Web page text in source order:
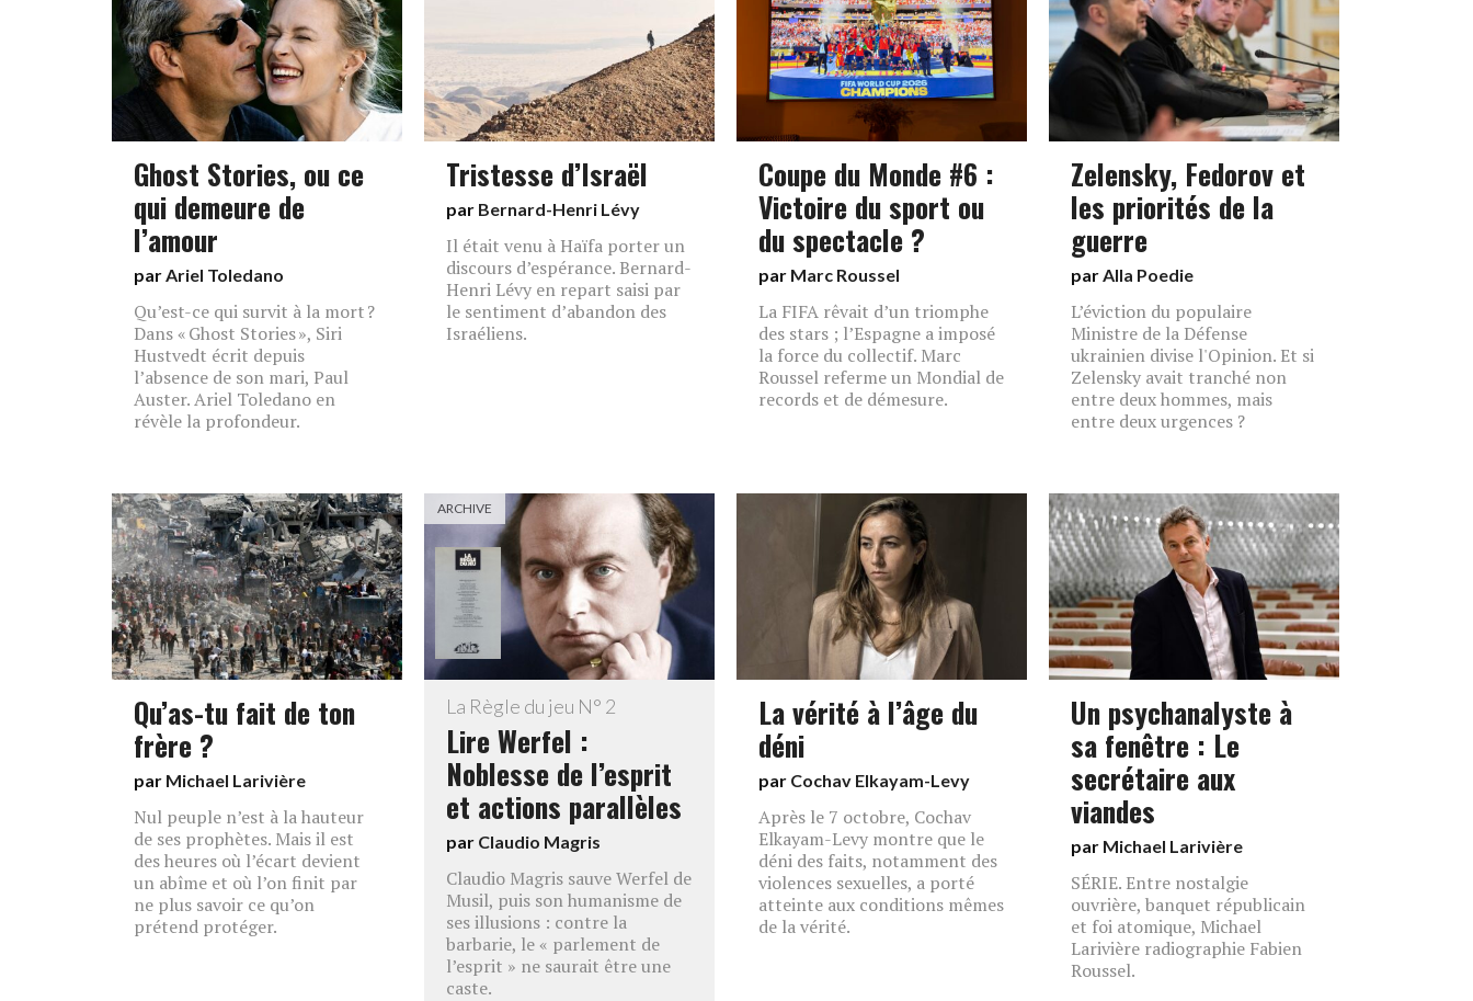
Ghost Stories, ou ce
qui demeure de
l’amour
parAriel Toledano
Qu’est-ce qui survit à la mort ?
Dans « Ghost Stories », Siri
Hustvedt écrit depuis
l’absence de son mari, Paul
Auster. Ariel Toledano en
révèle la profondeur.
Tristesse d’Israël
par Bernard-Henri Lévy
Il était venu à Haïfa porter un
discours d’espérance. Bernard-
Henri Lévy en repart saisi par
le sentiment d’abandon des
Israéliens.
Coupe du Monde #6 :
Victoire du sport ou
du spectacle ?
par Marc Roussel
La FIFA rêvait d’un triomphe
des stars ; l’Espagne a imposé
la force du collectif. Marc
Roussel referme un Mondial de
records et de démesure.
Zelensky, Fedorov et
les priorités de la
guerre
parAlla Poedie
L’éviction du populaire
Ministre de la Défense
ukrainien divise l'Opinion. Et si
Zelensky avait tranché non
entre deux hommes, mais
entre deux urgences ?
Qu’as-tu fait de ton
frère ?
par Michael Larivière
Nul peuple n’est à la hauteur
de ses prophètes. Mais il est
des heures où l’écart devient
un abîme et où l’on finit par
ne plus savoir ce qu’on
prétend protéger.
ARCHIVE
La Règle du jeu N° 2
Lire Werfel :
Noblesse de l’esprit
et actions parallèles
par Claudio Magris
Claudio Magris sauve Werfel de
Musil, puis son humanisme de
ses illusions : contre la
barbarie, le « parlement de
l’esprit » ne saurait être une
caste.
La vérité à l’âge du
déni
par Cochav Elkayam-Levy
Après le 7 octobre, Cochav
Elkayam-Levy montre que le
déni des faits, notamment des
violences sexuelles, a porté
atteinte aux conditions mêmes
de la vérité.
Un psychanalyste à
sa fenêtre : Le
secrétaire aux
viandes
par Michael Larivière
SÉRIE. Entre nostalgie
ouvrière, banquet républicain
et foi atomique, Michael
Larivière radiographie Fabien
Roussel.